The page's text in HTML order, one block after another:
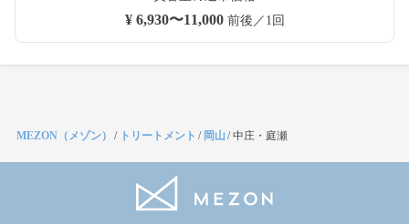
¥ 6,930〜11,000前後／1回
MEZON（メゾン） / トリートメント / 岡山 /中庄・庭瀬